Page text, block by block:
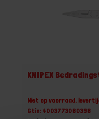
KNIPEX
Niet op voorraad,
Gtin: 4003773080398